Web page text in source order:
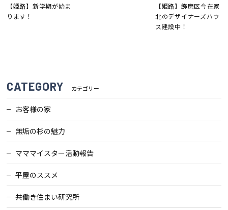
検査・アフターメンテナンス
スタッフブログ
プライバシー
サイトマップ
【姫路】新学期が始ま
ります！
【姫路】飾磨区今在家
北のデザイナーズハウ
ス建設中！
CATEGORY カテゴリー
お客様の家
無垢の杉の魅力
マママイスター活動報告
平屋のススメ
共働き住まい研究所